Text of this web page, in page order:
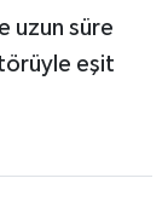
uzun süre
eşit